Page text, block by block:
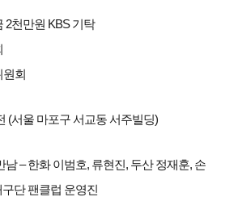
2천만원 KBS 기탁
원회
(서울 마포구 서교동 서주빌딩)
남 – 한화 이범호, 류현진, 두산 정재훈, 손
단 팬클럽 운영진